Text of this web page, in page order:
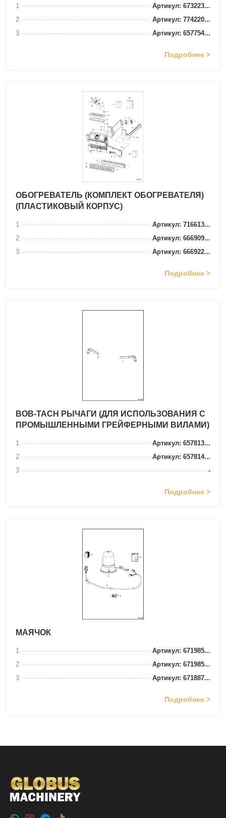
1
Артикул: 673223...
2
Артикул: 774220...
3
Артикул: 657754...
Подробнее >
ОБОГРЕВАТЕЛЬ (КОМПЛЕКТ ОБОГРЕВАТЕЛЯ)
(ПЛАСТИКОВЫЙ КОРПУС)
1
Артикул: 716613...
2
Артикул: 666909...
3
Артикул: 666922...
Подробнее >
BOB-TACH РЫЧАГИ (ДЛЯ ИСПОЛЬЗОВАНИЯ С
ПРОМЫШЛЕННЫМИ ГРЕЙФЕРНЫМИ ВИЛАМИ)
1
Артикул: 657813...
2
Артикул: 657814...
3
-
Подробнее >
МАЯЧОК
1
Артикул: 671985...
2
Артикул: 671985...
3
Артикул: 671887...
Подробнее >